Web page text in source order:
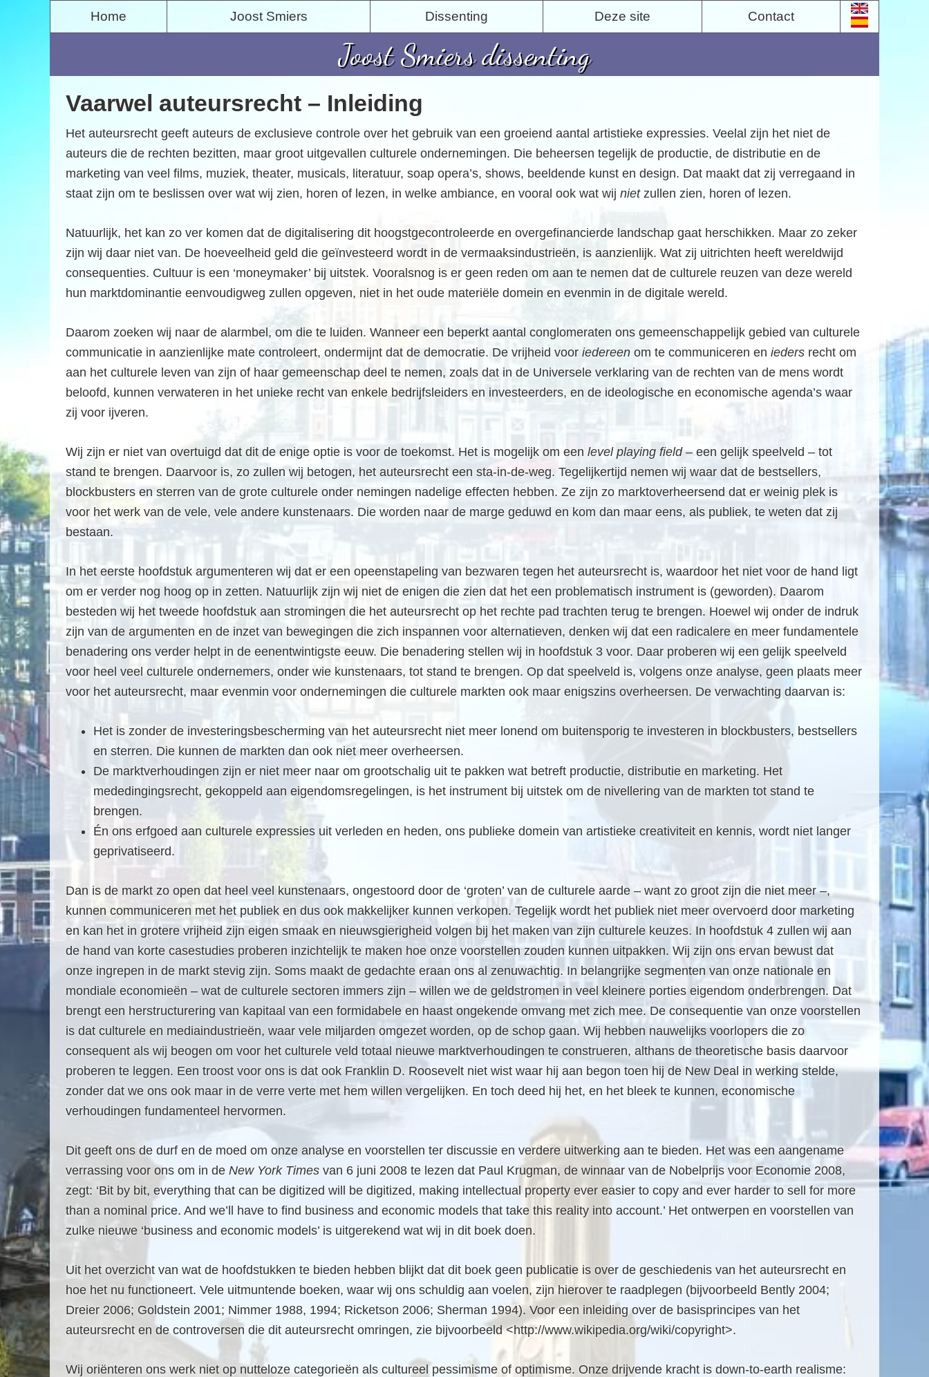
a
t
i
e
Home Joost Smiers Dissenting Deze site Contact
Joost Smiers dissenting
Vaarwel auteursrecht – Inleiding
Het auteursrecht geeft auteurs de exclusieve controle over het gebruik van een groeiend aantal artistieke expressies. Veelal zijn het niet de
auteurs die de rechten bezitten, maar groot uitgevallen culturele ondernemingen. Die beheersen tegelijk de productie, de distributie en de
marketing van veel films, muziek, theater, musicals, literatuur, soap opera’s, shows, beeldende kunst en design. Dat maakt dat zij verregaand in
staat zijn om te beslissen over wat wij zien, horen of lezen, in welke ambiance, en vooral ook wat wij nietzullen zien, horen of lezen.
Natuurlijk, het kan zo ver komen dat de digitalisering dit hoogstgecontroleerde en overgefinancierde landschap gaat herschikken. Maar zo zeker
zijn wij daar niet van. De hoeveelheid geld die geïnvesteerd wordt in de vermaaksindustrieën, is aanzienlijk. Wat zij uitrichten heeft wereldwijd
consequenties. Cultuur is een ‘moneymaker’ bij uitstek. Vooralsnog is er geen reden om aan te nemen dat de culturele reuzen van deze wereld
hun marktdominantie eenvoudigweg zullen opgeven, niet in het oude materiële domein en evenmin in de digitale wereld.
Daarom zoeken wij naar de alarmbel, om die te luiden. Wanneer een beperkt aantal conglomeraten ons gemeenschappelijk gebied van culturele
communicatie in aanzienlijke mate controleert, ondermijnt dat de democratie. De vrijheid voor iedereen om te communiceren en ieders recht om
aan het culturele leven van zijn of haar gemeenschap deel te nemen, zoals dat in de Universele verklaring van de rechten van de mens wordt
beloofd, kunnen verwateren in het unieke recht van enkele bedrijfsleiders en investeerders, en de ideologische en economische agenda’s waar
zij voor ijveren.
Wij zijn er niet van overtuigd dat dit de enige optie is voor de toekomst. Het is mogelijk om een level playing field– een gelijk speelveld – tot
stand te brengen. Daarvoor is, zo zullen wij betogen, het auteursrecht een sta-in-de-weg. Tegelijkertijd nemen wij waar dat de bestsellers,
blockbusters en sterren van de grote culturele onder nemingen nadelige effecten hebben. Ze zijn zo marktoverheersend dat er weinig plek is
voor het werk van de vele, vele andere kunstenaars. Die worden naar de marge geduwd en kom dan maar eens, als publiek, te weten dat zij
bestaan.
In het eerste hoofdstuk argumenteren wij dat er een opeenstapeling van bezwaren tegen het auteursrecht is, waardoor het niet voor de hand ligt
om er verder nog hoog op in zetten. Natuurlijk zijn wij niet de enigen die zien dat het een problematisch instrument is (geworden). Daarom
besteden wij het tweede hoofdstuk aan stromingen die het auteursrecht op het rechte pad trachten terug te brengen. Hoewel wij onder de indruk
zijn van de argumenten en de inzet van bewegingen die zich inspannen voor alternatieven, denken wij dat een radicalere en meer fundamentele
benadering ons verder helpt in de eenentwintigste eeuw. Die benadering stellen wij in hoofdstuk 3 voor. Daar proberen wij een gelijk speelveld
voor heel veel culturele ondernemers, onder wie kunstenaars, tot stand te brengen. Op dat speelveld is, volgens onze analyse, geen plaats meer
voor het auteursrecht, maar evenmin voor ondernemingen die culturele markten ook maar enigszins overheersen. De verwachting daarvan is:
Het is zonder de investeringsbescherming van het auteursrecht niet meer lonend om buitensporig te investeren in blockbusters, bestsellers
en sterren. Die kunnen de markten dan ook niet meer overheersen.
De marktverhoudingen zijn er niet meer naar om grootschalig uit te pakken wat betreft productie, distributie en marketing. Het
mededingingsrecht, gekoppeld aan eigendomsregelingen, is het instrument bij uitstek om de nivellering van de markten tot stand te
brengen.
Én ons erfgoed aan culturele expressies uit verleden en heden, ons publieke domein van artistieke creativiteit en kennis, wordt niet langer
geprivatiseerd.
Dan is de markt zo open dat heel veel kunstenaars, ongestoord door de ‘groten’ van de culturele aarde – want zo groot zijn die niet meer –,
kunnen communiceren met het publiek en dus ook makkelijker kunnen verkopen. Tegelijk wordt het publiek niet meer overvoerd door marketing
en kan het in grotere vrijheid zijn eigen smaak en nieuwsgierigheid volgen bij het maken van zijn culturele keuzes. In hoofdstuk 4 zullen wij aan
de hand van korte casestudies proberen inzichtelijk te maken hoe onze voorstellen zouden kunnen uitpakken. Wij zijn ons ervan bewust dat
onze ingrepen in de markt stevig zijn. Soms maakt de gedachte eraan ons al zenuwachtig. In belangrijke segmenten van onze nationale en
mondiale economieën – wat de culturele sectoren immers zijn – willen we de geldstromen in veel kleinere porties eigendom onderbrengen. Dat
brengt een herstructurering van kapitaal van een formidabele en haast ongekende omvang met zich mee. De consequentie van onze voorstellen
is dat culturele en mediaindustrieën, waar vele miljarden omgezet worden, op de schop gaan. Wij hebben nauwelijks voorlopers die zo
consequent als wij beogen om voor het culturele veld totaal nieuwe marktverhoudingen te construeren, althans de theoretische basis daarvoor
proberen te leggen. Een troost voor ons is dat ook Franklin D. Roosevelt niet wist waar hij aan begon toen hij de New Deal in werking stelde,
zonder dat we ons ook maar in de verre verte met hem willen vergelijken. En toch deed hij het, en het bleek te kunnen, economische
verhoudingen fundamenteel hervormen.
Dit geeft ons de durf en de moed om onze analyse en voorstellen ter discussie en verdere uitwerking aan te bieden. Het was een aangename
verrassing voor ons om in de New York Times van 6 juni 2008 te lezen dat Paul Krugman, de winnaar van de Nobelprijs voor Economie 2008,
zegt: ‘Bit by bit, everything that can be digitized will be digitized, making intellectual property ever easier to copy and ever harder to sell for more
than a nominal price. And we’ll have to find business and economic models that take this reality into account.’ Het ontwerpen en voorstellen van
zulke nieuwe ‘business and economic models’ is uitgerekend wat wij in dit boek doen.
Uit het overzicht van wat de hoofdstukken te bieden hebben blijkt dat dit boek geen publicatie is over de geschiedenis van het auteursrecht en
hoe het nu functioneert. Vele uitmuntende boeken, waar wij ons schuldig aan voelen, zijn hierover te raadplegen (bijvoorbeeld Bently 2004;
Dreier 2006; Goldstein 2001; Nimmer 1988, 1994; Ricketson 2006; Sherman 1994). Voor een inleiding over de basisprincipes van het
auteursrecht en de controversen die dit auteursrecht omringen, zie bijvoorbeeld <http://www.wikipedia.org/wiki/copyright>.
Wij oriënteren ons werk niet op nutteloze categorieën als cultureel pessimisme of optimisme. Onze drijvende kracht is down-to-earth realisme: